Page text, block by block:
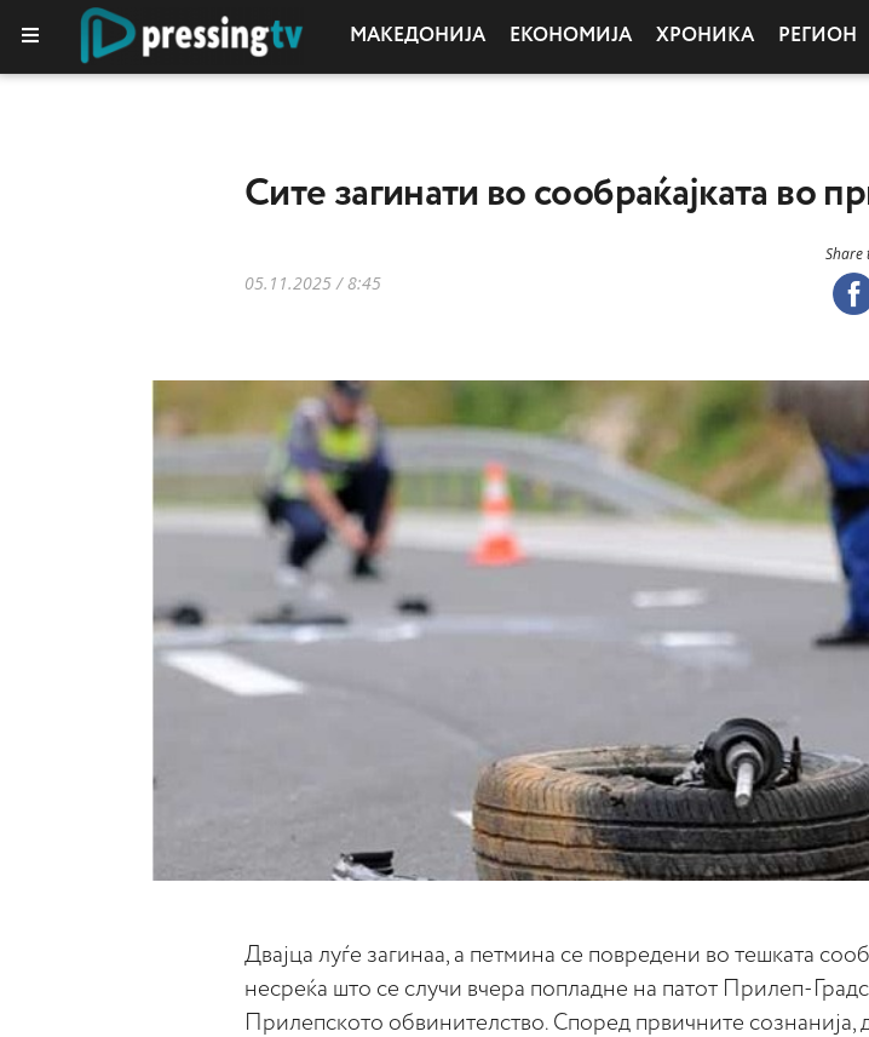
МАКЕДОНИЈА ЕКОНОМИЈА ХРОНИКА РЕГИОН
Сите загинати во сообраќајката во
05.11.2025 / 8:45
Share
Двајца луѓе загинаа, а петмина се повредени во тешката
несреќа што се случи вчера попладне на патот Прилеп-
Прилепското обвинителство. Според првичните сознанија,